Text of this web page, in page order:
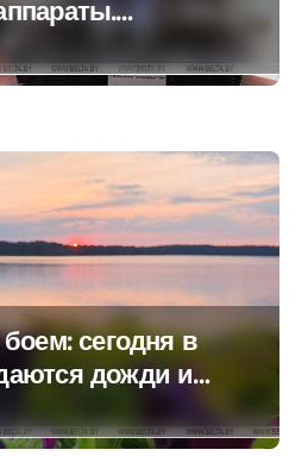
об изменениях в
сегодня в
дожди и